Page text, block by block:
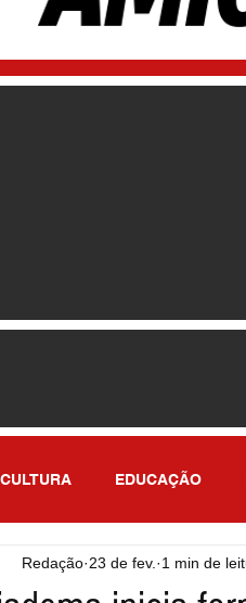
CULTURA EDUCAÇÃO
SÃO PAULO
Redação 23 de fev. 1 min de